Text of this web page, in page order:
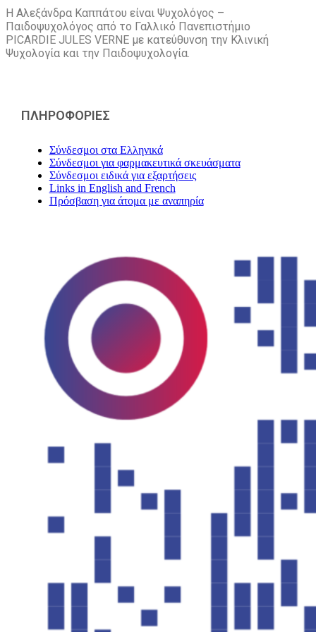
Η Αλεξάνδρα Καππάτου είναι Ψυχολόγος –
Παιδοψυχολόγος από το Γαλλικό Πανεπιστήμιο
PICARDIE JULES VERNE με κατεύθυνση την Kλινική
Ψυχολογία και την Παιδοψυχολογία.
ΠΛΗΡΟΦΟΡΙΕΣ
Σύνδεσμοι στα Ελληνικά
Σύνδεσμοι για φαρμακευτικά σκευάσματα
Σύνδεσμοι ειδικά για εξαρτήσεις
Links in English and French
Πρόσβαση για άτομα με αναπηρία